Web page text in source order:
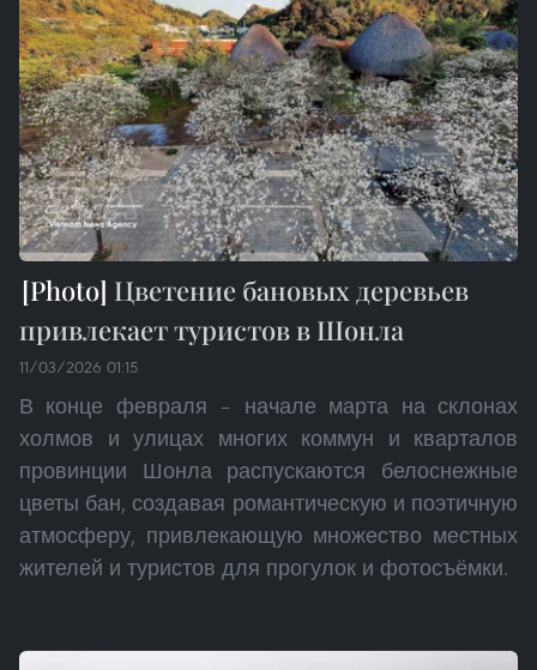
Цветение бановых деревьев
привлекает туристов в Шонла
11/03/2026 01:15
В конце февраля – начале марта на склонах
холмов и улицах многих коммун и кварталов
провинции Шонла распускаются белоснежные
цветы бан, создавая романтическую и поэтичную
атмосферу, привлекающую множество местных
жителей и туристов для прогулок и фотосъёмки.